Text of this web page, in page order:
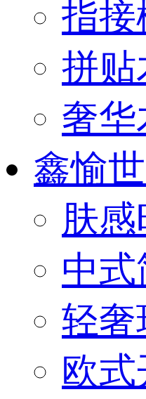
指接
拼贴
奢华
鑫愉
肤
中
轻奢
欧